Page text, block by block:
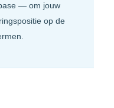
— om jouw
op de